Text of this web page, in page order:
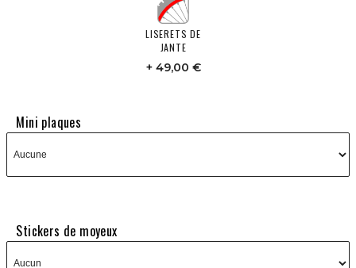
LISERETS DE
JANTE
49,00 €
Mini plaques
Stickers de moyeux